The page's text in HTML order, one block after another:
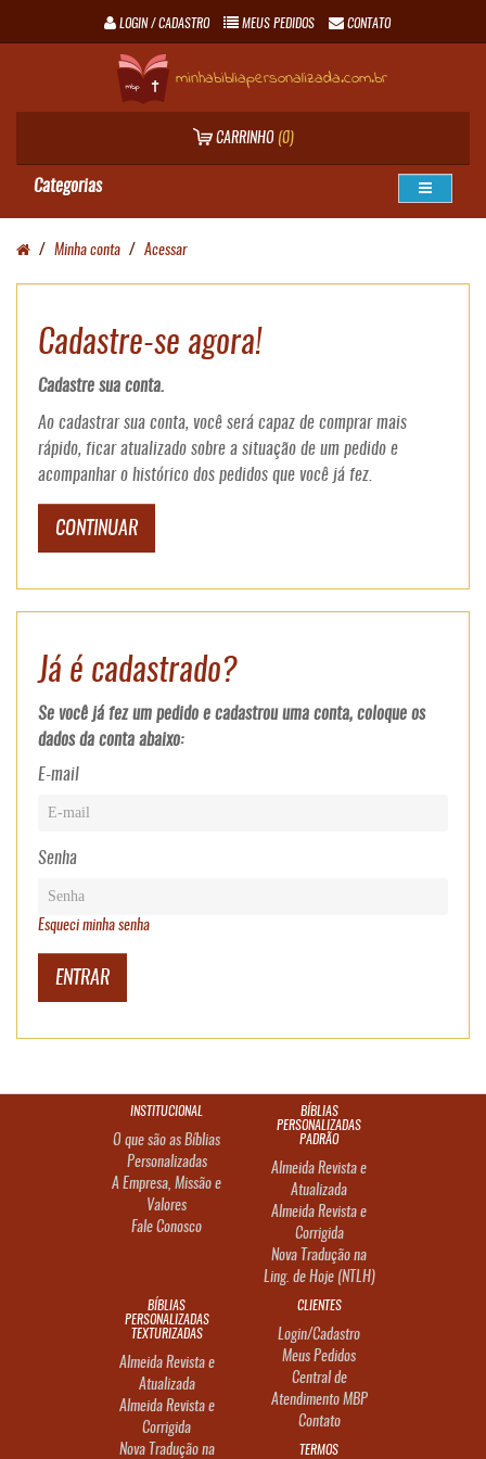
LOGIN / CADASTRO MEUS PEDIDOS CONTATO
minhabibliapersonalizada.com.br
CARRINHO (0)
Categorias
Minha conta Acessar
Cadastre-se agora!
Cadastre sua conta.
Ao cadastrar sua conta, você será capaz de comprar mais
rápido, ficar atualizado sobre a situação de um pedido e
acompanhar o histórico dos pedidos que você já fez.
CONTINUAR
Já é cadastrado?
Se você já fez um pedido e cadastrou uma conta, coloque os
dados da conta abaixo:
E-mail
Senha
Esqueci minha senha
INSTITUCIONAL
O que são as Bíblias
Personalizadas
A Empresa, Missão e
Valores
Fale Conosco
BÍBLIAS
PERSONALIZADAS
PADRÃO
Almeida Revista e
Atualizada
Almeida Revista e
Corrigida
Nova Tradução na
Ling. de Hoje (NTLH)
BÍBLIAS
PERSONALIZADAS
TEXTURIZADAS
Almeida Revista e
Atualizada
Almeida Revista e
Corrigida
Nova Tradução na
CLIENTES
Login/Cadastro
Meus Pedidos
Central de
Atendimento MBP
Contato
TERMOS